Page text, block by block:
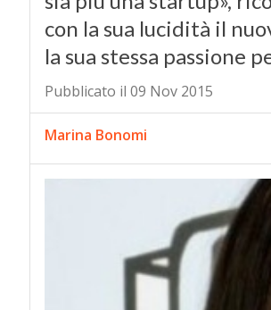
con la sua lucidità il
la sua stessa passione
Pubblicato il 09 Nov 2015
Marina Bonomi